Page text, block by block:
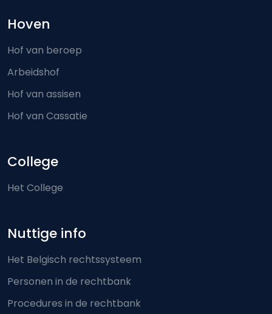
Hoven
Hof van beroep
Arbeidshof
Hof van assisen
Hof van Cassatie
College
Het College
Nuttige info
Het Belgisch rechtssysteem
Personen in de rechtbank
Procedures in de rechtbank